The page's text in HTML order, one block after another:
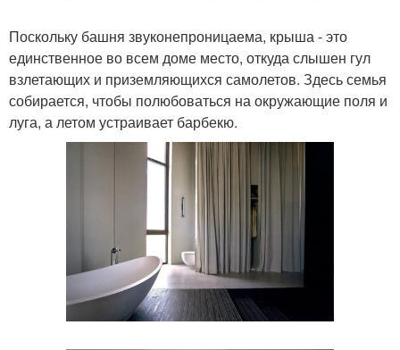
Поскольку башня звуконепроницаема, крыша - это
единственное во всем доме место, откуда слышен гул
взлетающих и приземляющихся самолетов. Здесь семья
собирается, чтобы полюбоваться на окружающие поля и
луга, а летом устраивает барбекю.